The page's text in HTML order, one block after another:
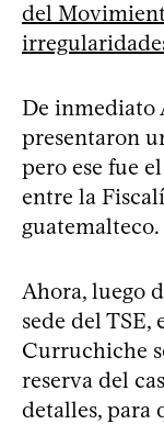
del
De inmediato
presentaron
pero ese fue
entre la
guatemalteco.
Ahora, luego
sede del TSE,
Curruchiche
reserva del
detalles, para